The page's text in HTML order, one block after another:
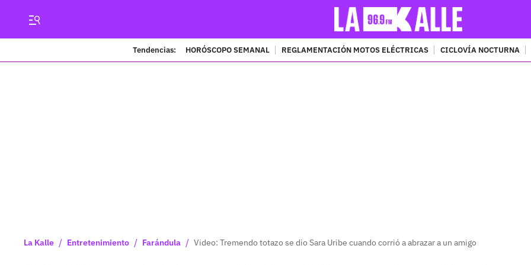
Tendencias: HORÓSCOPO SEMANAL REGLAMENTACIÓN MOTOS ELÉCTRICAS CICLOVÍA NOCTURNA
La Kalle / Entretenimiento / Farándula / Video: Tremendo totazo se dio Sara Uribe cuando corrió a abrazar a un amigo